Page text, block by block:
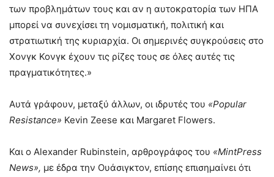
των προβλημάτων τους και αν η αυτοκρατορία των ΗΠΑ
μπορεί να συνεχίσει τη νομισματική, πολιτική και
στρατιωτική της κυριαρχία. Οι σημερινές συγκρούσεις στο
Χονγκ Κονγκ έχουν τις ρίζες τους σε όλες αυτές τις
πραγματικότητες.»
Αυτά γράφουν, μεταξύ άλλων, οι ιδρυτές του «Popular
Resistance» Kevin Zeese και Margaret Flowers.
Και ο Alexander Rubinstein, αρθρογράφος του «MintPress
News», με έδρα την Ουάσιγκτον, επίσης επισημαίνει ότι